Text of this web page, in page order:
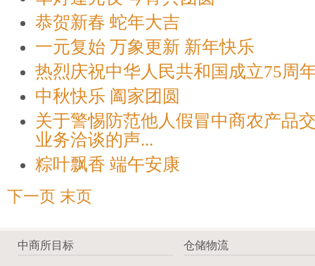
恭贺新春 蛇年大吉
一元复始 万象更新 新年快乐
热烈庆祝中华人民共和国成立75周
中秋快乐 阖家团圆
关于警惕防范他人假冒中商农产品
业务洽谈的声...
粽叶飘香 端午安康
下一页 末页
中商所目标 仓储物流